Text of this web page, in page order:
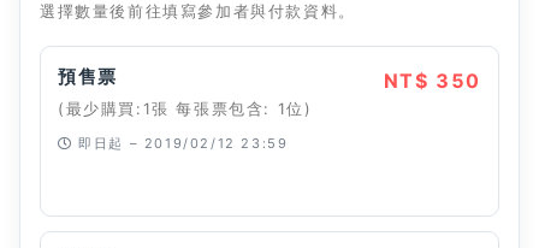
選擇數量後前往填寫參加者與付款資料。
預售票
(最少購買:1張 每張票包含: 1位)
NT$ 350
即日起 – 2019/02/12 23:59